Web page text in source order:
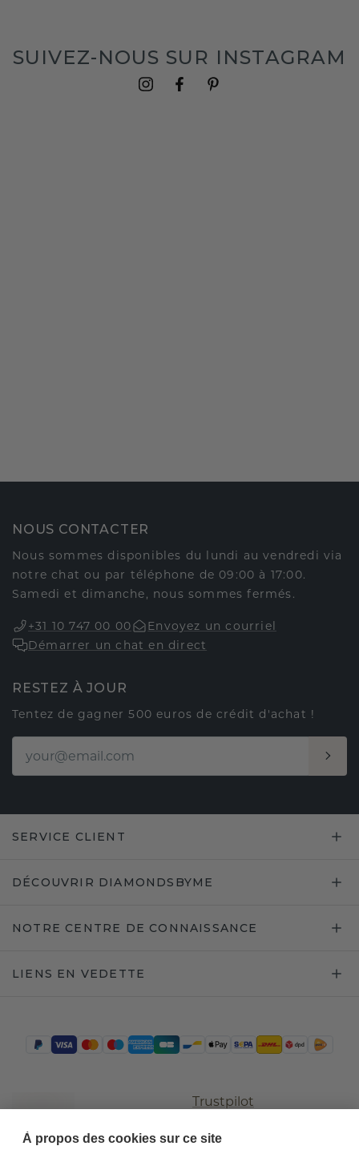
SUIVEZ-NOUS SUR INSTAGRAM
NOUS CONTACTER
Nous sommes disponibles du lundi au vendredi via
notre chat ou par téléphone de 09:00 à 17:00.
Samedi et dimanche, nous sommes fermés.
+31 10 747 00 00
Envoyez un courriel
Démarrer un chat en direct
RESTEZ À JOUR
Tentez de gagner 500 euros de crédit d'achat !
SERVICE CLIENT
DÉCOUVRIR DIAMONDSBYME
NOTRE CENTRE DE CONNAISSANCE
LIENS EN VEDETTE
Trustpilot
À propos des cookies sur ce site